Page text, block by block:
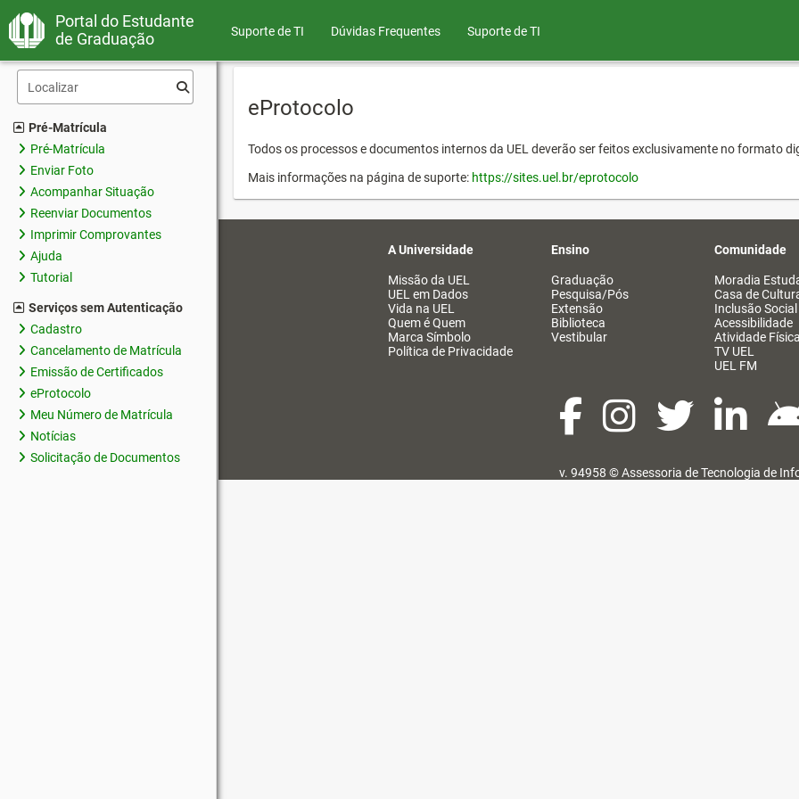
Portal do Estudante
de Graduação
Suporte de TI Dúvidas Frequentes Suporte de TI
Pré-Matrícula
Pré-Matrícula
Enviar Foto
Acompanhar Situação
Reenviar Documentos
Imprimir Comprovantes
Ajuda
Tutorial
Serviços sem Autenticação
Cadastro
Cancelamento de Matrícula
Emissão de Certificados
eProtocolo
Meu Número de Matrícula
Notícias
Solicitação de Documentos
eProtocolo
Todos os processos e documentos internos da UEL deverão ser feitos exclusivamente no formato
Mais informações na página de suporte: https://sites.uel.br/eprotocolo
A Universidade
Missão da UEL
UEL em Dados
Vida na UEL
Quem é Quem
Marca Símbolo
Política de Privacidade
Ensino
Graduação
Pesquisa/Pós
Extensão
Biblioteca
Vestibular
Comunidade
Moradia
Casa de
Inclusão Social
Acessibilidade
Atividade Física
TV UEL
UEL FM
v. 94958 ©Assessoria de Tecnologia de